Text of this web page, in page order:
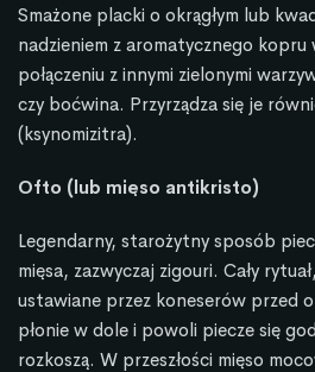
Smażone placki o okrągłym lub
nadzieniem z aromatycznego kopru
połączeniu z innymi zielonymi
czy boćwina. Przyrządza się je
(ksynomizitra).
Ofto (lub mięso antikristo)
Legendarny, starożytny sposób
mięsa, zazwyczaj zigouri. Cały
ustawiane przez koneserów przed
płonie w dole i powoli piecze się
rozkoszą. W przeszłości mięso